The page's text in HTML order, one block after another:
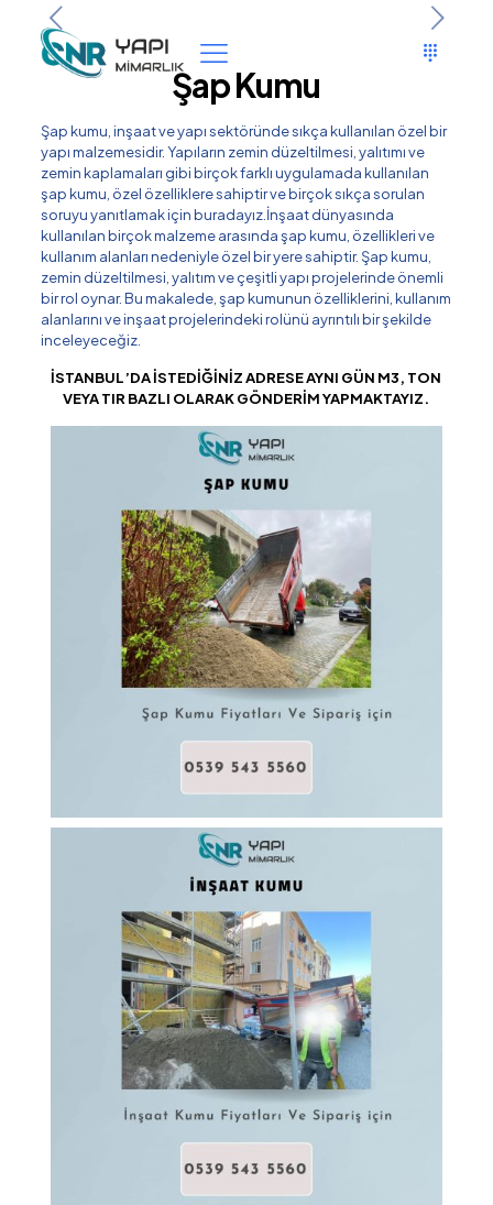
Şap Kumu
Şap kumu, inşaat ve yapı sektöründe sıkça kullanılan özel bir
yapı malzemesidir. Yapıların zemin düzeltilmesi, yalıtımı ve
zemin kaplamaları gibi birçok farklı uygulamada kullanılan
şap kumu, özel özelliklere sahiptir ve birçok sıkça sorulan
soruyu yanıtlamak için buradayız.İnşaat dünyasında
kullanılan birçok malzeme arasında şap kumu, özellikleri ve
kullanım alanları nedeniyle özel bir yere sahiptir. Şap kumu,
zemin düzeltilmesi, yalıtım ve çeşitli yapı projelerinde önemli
bir rol oynar. Bu makalede, şap kumunun özelliklerini, kullanım
alanlarını ve inşaat projelerindeki rolünü ayrıntılı bir şekilde
inceleyeceğiz.
İSTANBUL’DA İSTEDİĞİNİZ ADRESE AYNI GÜN M3, TON
VEYA TIR BAZLI OLARAK GÖNDERİM YAPMAKTAYIZ.